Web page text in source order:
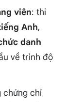
viên: thi
Anh,
danh
về trình độ
chứng chỉ